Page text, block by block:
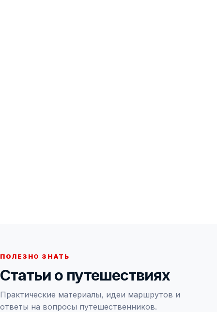
ПОЛЕЗНО ЗНАТЬ
Статьи о путешествиях
Практические материалы, идеи маршрутов и
ответы на вопросы путешественников.